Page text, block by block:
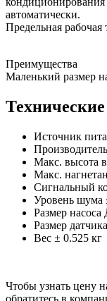
автоматически.
Предельная рабочая
Преимущества
Маленький размер
Источник
Макс. высота
Макс.
Сигнальный
Уровень шума
Размер
Размер
Вес ± 0.525 кг
Чтобы узнать цену
обратитесь в